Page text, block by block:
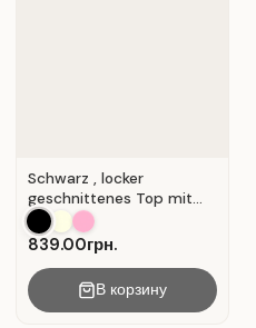
Schwarz , locker
geschnittenes Top mit
durchbrochener
Spitzeneinlage.
839.00грн.
В корзину